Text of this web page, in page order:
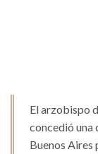
El arzobispo
concedió una
Buenos Aires